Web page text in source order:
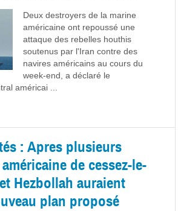
Deux destroyers de la marine
américaine ont repoussé une
attaque des rebelles houthis
soutenus par l'Iran contre des
navires américains au cours du
week-end, a déclaré le
américai ...
: Apres plusieurs
de cessez-le-
Hezbollah auraient
plan proposé